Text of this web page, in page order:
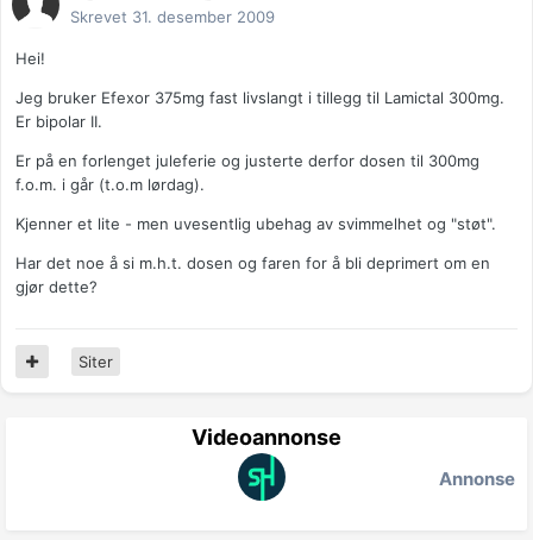
Skrevet 31. desember 2009
Hei!
Jeg bruker Efexor 375mg fast livslangt i tillegg til Lamictal 300mg.
Er bipolar II.
Er på en forlenget juleferie og justerte derfor dosen til 300mg
f.o.m. i går (t.o.m lørdag).
Kjenner et lite - men uvesentlig ubehag av svimmelhet og "støt".
Har det noe å si m.h.t. dosen og faren for å bli deprimert om en
gjør dette?
Siter
Videoannonse
Annonse